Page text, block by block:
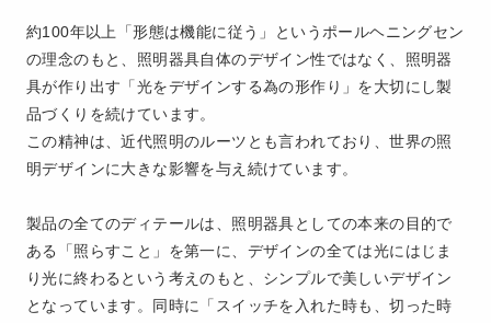
約100年以上「形態は機能に従う」というポールヘニングセン
の理念のもと、照明器具自体のデザイン性ではなく、照明器
具が作り出す「光をデザインする為の形作り」を大切にし製
品づくりを続けています。
この精神は、近代照明のルーツとも言われており、世界の照
明デザインに大きな影響を与え続けています。
製品の全てのディテールは、照明器具としての本来の目的で
ある「照らすこと」を第一に、デザインの全ては光にはじま
り光に終わるという考えのもと、シンプルで美しいデザイン
となっています。同時に「スイッチを入れた時も、切った時